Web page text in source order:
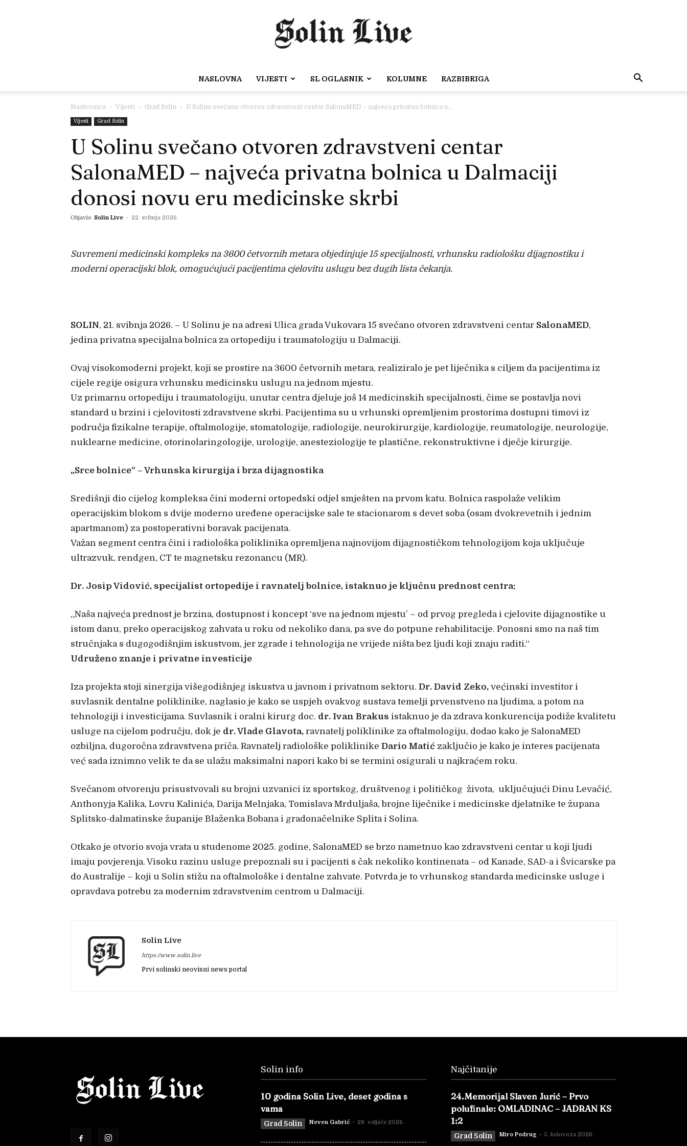
NASLOVNA VIJESTI SL OGLASNIK KOLUMNE RAZBIBRIGA
Naslovnica Vijesti Grad Solin U Solinu svečano otvoren zdravstveni centar SalonaMED – najveća privatna bolnica u...
Vijesti Grad Solin
U Solinu svečano otvoren zdravstveni centar
SalonaMED – najveća privatna bolnica u Dalmaciji
donosi novu eru medicinske skrbi
Objavio Solin Live - 22. svibnja 2026.
Suvremeni medicinski kompleks na 3600 četvornih metara objedinjuje 15 specijalnosti, vrhunsku radiološku dijagnostiku i
moderni operacijski blok, omogućujući pacijentima cjelovitu uslugu bez dugih lista čekanja.
SOLIN, 21. svibnja 2026. – U Solinu je na adresi Ulica grada Vukovara 15 svečano otvoren zdravstveni centar SalonaMED,
jedina privatna specijalna bolnica za ortopediju i traumatologiju u Dalmaciji.
Ovaj visokomoderni projekt, koji se prostire na 3600 četvornih metara, realiziralo je pet liječnika s ciljem da pacijentima iz
cijele regije osigura vrhunsku medicinsku uslugu na jednom mjestu.
Uz primarnu ortopediju i traumatologiju, unutar centra djeluje još 14 medicinskih specijalnosti, čime se postavlja novi
standard u brzini i cjelovitosti zdravstvene skrbi. Pacijentima su u vrhunski opremljenim prostorima dostupni timovi iz
područja fizikalne terapije, oftalmologije, stomatologije, radiologije, neurokirurgije, kardiologije, reumatologije, neurologije,
nuklearne medicine, otorinolaringologije, urologije, anesteziologije te plastične, rekonstruktivne i dječje kirurgije.
„Srce bolnice“ – Vrhunska kirurgija i brza dijagnostika
Središnji dio cijelog kompleksa čini moderni ortopedski odjel smješten na prvom katu. Bolnica raspolaže velikim
operacijskim blokom s dvije moderno uređene operacijske sale te stacionarom s devet soba (osam dvokrevetnih i jednim
apartmanom) za postoperativni boravak pacijenata.
Važan segment centra čini i radiološka poliklinika opremljena najnovijom dijagnostičkom tehnologijom koja uključuje
ultrazvuk, rendgen, CT te magnetsku rezonancu (MR).
Dr. Josip Vidović, specijalist ortopedije i ravnatelj bolnice, istaknuo je ključnu prednost centra:
„Naša najveća prednost je brzina, dostupnost i koncept ‘sve na jednom mjestu’ – od prvog pregleda i cjelovite dijagnostike u
istom danu, preko operacijskog zahvata u roku od nekoliko dana, pa sve do potpune rehabilitacije. Ponosni smo na naš tim
stručnjaka s dugogodišnjim iskustvom, jer zgrade i tehnologija ne vrijede ništa bez ljudi koji znaju raditi.“
Udruženo znanje i privatne investicije
Iza projekta stoji sinergija višegodišnjeg iskustva u javnom i privatnom sektoru. Dr. David Zeko, većinski investitor i
suvlasnik dentalne poliklinike, naglasio je kako se uspjeh ovakvog sustava temelji prvenstveno na ljudima, a potom na
tehnologiji i investicijama. Suvlasnik i oralni kirurg doc. dr. Ivan Brakus istaknuo je da zdrava konkurencija podiže kvalitetu
usluge na cijelom području, dok je dr. Vlade Glavota, ravnatelj poliklinike za oftalmologiju, dodao kako je SalonaMED
ozbiljna, dugoročna zdravstvena priča. Ravnatelj radiološke poliklinike Dario Matić zaključio je kako je interes pacijenata
već sada iznimno velik te da se ulažu maksimalni napori kako bi se termini osigurali u najkraćem roku.
Svečanom otvorenju prisustvovali su brojni uzvanici iz sportskog, društvenog i političkog života, uključujući Dinu Levačić,
Anthonyja Kalika, Lovru Kalinića, Darija Melnjaka, Tomislava Mrduljaša, brojne liječnike i medicinske djelatnike te župana
Splitsko-dalmatinske županije Blaženka Bobana i gradonačelnike Splita i Solina.
Otkako je otvorio svoja vrata u studenome 2025. godine, SalonaMED se brzo nametnuo kao zdravstveni centar u koji ljudi
imaju povjerenja. Visoku razinu usluge prepoznali su i pacijenti s čak nekoliko kontinenata – od Kanade, SAD-a i Švicarske pa
do Australije – koji u Solin stižu na oftalmološke i dentalne zahvate. Potvrda je to vrhunskog standarda medicinske usluge i
opravdava potrebu za modernim zdravstvenim centrom u Dalmaciji.
Solin Live
https://www.solin.live
Prvi solinski neovisni news portal
Solin info
10 godina Solin Live, deset godina s
vama
Grad Solin Neven Gabrić - 28. veljače 2026.
Najčitanije
24.Memorijal Slaven Jurić – Prvo
polufinale: OMLADINAC – JADRAN KS
1:2
Grad Solin Miro Podrug - 5. kolovoza 2026.